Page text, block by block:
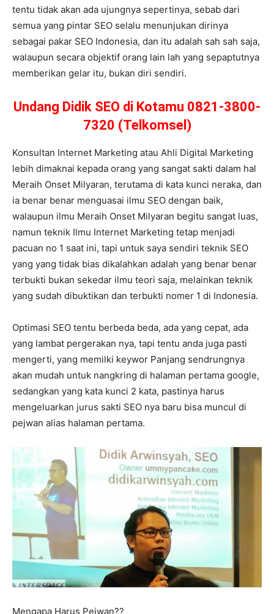
tentu tidak akan ada ujungnya sepertinya, sebab dari
semua yang pintar SEO selalu menunjukan dirinya
sebagai pakar SEO Indonesia, dan itu adalah sah sah saja,
walaupun secara objektif orang lain lah yang sepaptutnya
memberikan gelar itu, bukan diri sendiri.
Undang Didik SEO di Kotamu 0821-3800-
7320 (Telkomsel)
Konsultan Internet Marketing atau Ahli Digital Marketing
lebih dimaknai kepada orang yang sangat sakti dalam hal
Meraih Onset Milyaran, terutama di kata kunci neraka, dan
ia benar benar menguasai ilmu SEO dengan baik,
walaupun ilmu Meraih Onset Milyaran begitu sangat luas,
namun teknik Ilmu Internet Marketing tetap menjadi
pacuan no 1 saat ini, tapi untuk saya sendiri teknik SEO
yang yang tidak bias dikalahkan adalah yang benar benar
terbukti bukan sekedar ilmu teori saja, melainkan teknik
yang sudah dibuktikan dan terbukti nomer 1 di Indonesia.
Optimasi SEO tentu berbeda beda, ada yang cepat, ada
yang lambat pergerakan nya, tapi tentu anda juga pasti
mengerti, yang memilki keywor Panjang sendrungnya
akan mudah untuk nangkring di halaman pertama google,
sedangkan yang kata kunci 2 kata, pastinya harus
mengeluarkan jurus sakti SEO nya baru bisa muncul di
pejwan alias halaman pertama.
Mengapa Harus Pejwan??